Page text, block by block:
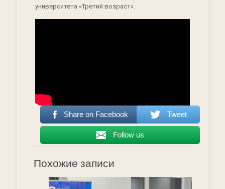
университета «Третий возраст».
Share on Facebook Tweet
Follow us
Похожие записи